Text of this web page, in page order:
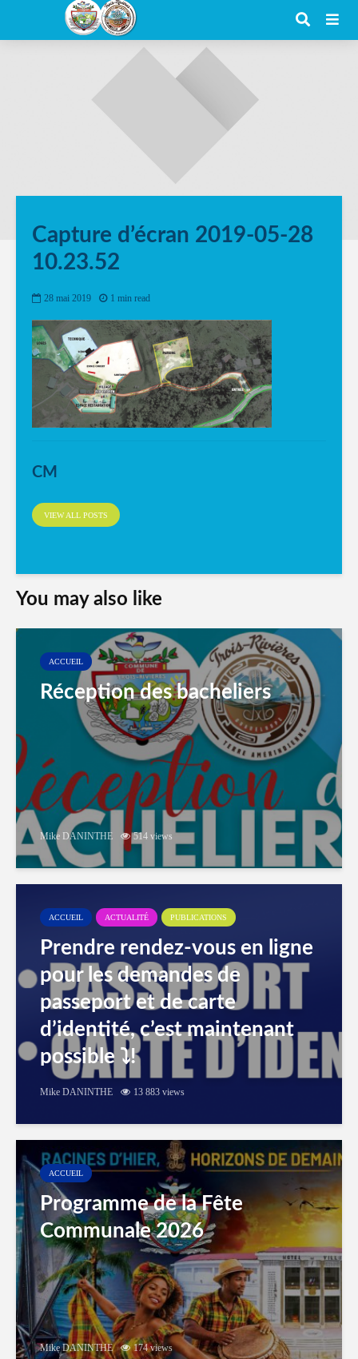
Capture d’écran 2019-05-28
10.23.52
28 mai 2019 1 min read
CM
VIEW ALL POSTS
You may also like
ACCUEIL
Réception des bacheliers
Mike DANINTHE 514 views
ACCUEIL ACTUALITÉ PUBLICATIONS
Prendre rendez-vous en ligne
pour les demandes de
passeport et de carte
d’identité, c’est maintenant
possible ⤵️!
Mike DANINTHE 13 883 views
ACCUEIL
Programme de la Fête
Communale 2026
Mike DANINTHE 174 views